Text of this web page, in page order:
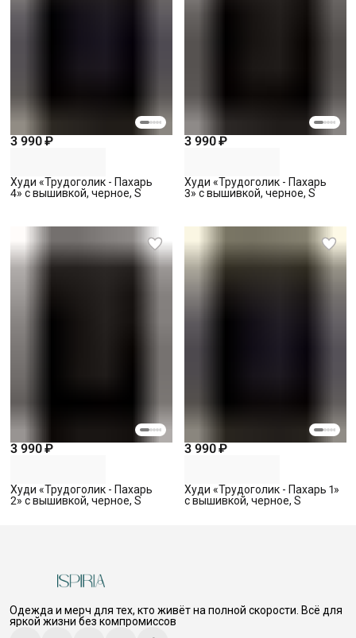
3 990 ₽
Худи «Трудоголик - Пахарь
4» с вышивкой, черное, S
3 990 ₽
Худи «Трудоголик - Пахарь
3» с вышивкой, черное, S
3 990 ₽
Худи «Трудоголик - Пахарь
2» с вышивкой, черное, S
3 990 ₽
Худи «Трудоголик - Пахарь 1»
с вышивкой, черное, S
Одежда и мерч для тех, кто живёт на полной скорости. Всё для
яркой жизни без компромиссов